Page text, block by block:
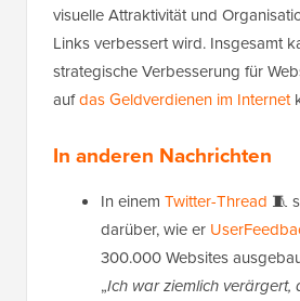
visuelle Attraktivität und
Links verbessert wird. Insgesamt
strategische Verbesserung für
aufdas Geldverdienen im Internet
In anderen Nachrichten
In einem Twitter-Thread 🧵
darüber, wie er
300.000 Websites
„Ich war ziemlich verärgert,